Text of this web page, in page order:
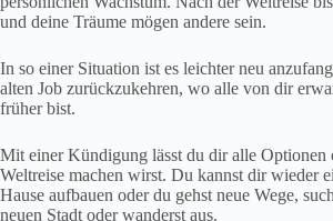
und deine Träume mögen andere sein.
In so einer Situation ist es leichter neu
alten Job zurückzukehren, wo alle von dir
früher bist.
Mit einer Kündigung lässt du dir alle Optionen
Weltreise machen wirst. Du kannst dir wieder
Hause aufbauen oder du gehst neue Wege,
neuen Stadt oder wanderst aus.